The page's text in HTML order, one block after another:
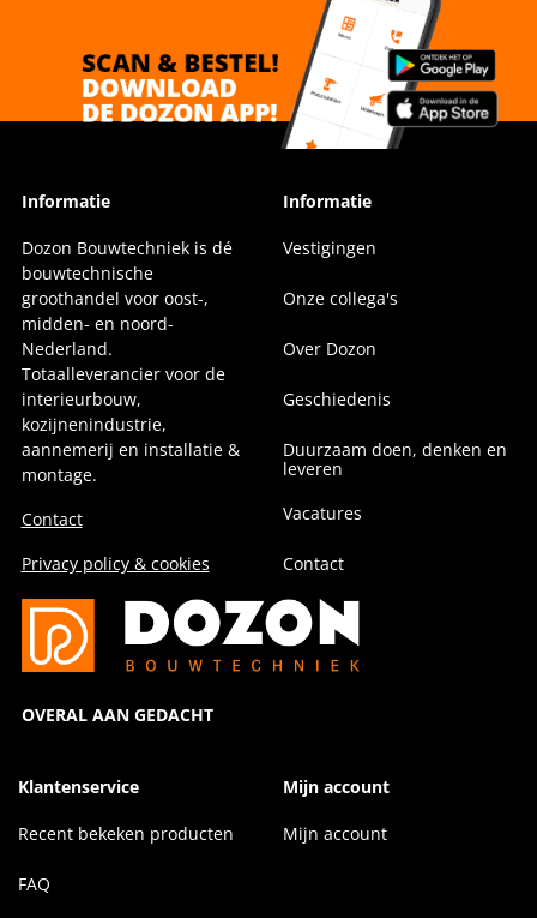
Informatie
Dozon Bouwtechniek is dé
bouwtechnische
groothandel voor oost-,
midden- en noord-
Nederland.
Totaalleverancier voor de
interieurbouw,
kozijnenindustrie,
aannemerij en installatie &
montage.
Contact
Privacy policy & cookies
OVERAL AAN GEDACHT
Informatie
Vestigingen
Onze collega's
Over Dozon
Geschiedenis
Duurzaam doen, denken en
leveren
Vacatures
Contact
Klantenservice
Recent bekeken producten
FAQ
Mijn account
Mijn account